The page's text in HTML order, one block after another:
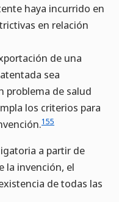
haya incurrido en
en relación
de una
sea
problema de salud
los criterios para
155
a partir de
la invención, el
de todas las